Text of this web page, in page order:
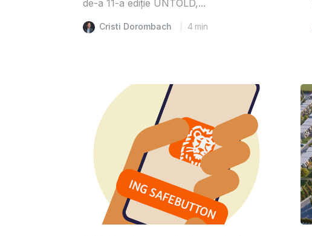
de-a 11-a ediție UNTOLD,...
Cristi Dorombach 4 min